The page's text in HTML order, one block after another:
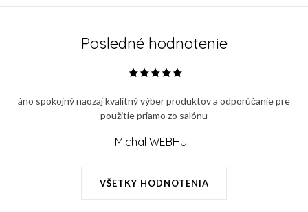
Posledné hodnotenie
VŠETKY HODNOTENIA
áno spokojný naozaj kvalitný výber produktov a odporúčanie pre
použitie priamo zo salónu
Michal WEBHUT